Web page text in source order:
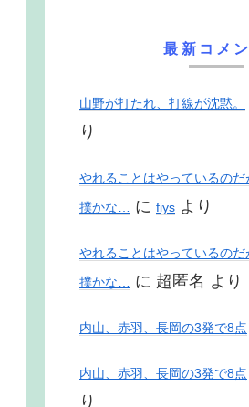
最新コメン
山野が打たれ、打線が沈黙。
り
やれることはやっているの
撲かな… に fiys より
やれることはやっているの
撲かな… に 超匿名 より
内山、赤羽、長岡の3発で8点
内山、赤羽、長岡の3発で8点
り